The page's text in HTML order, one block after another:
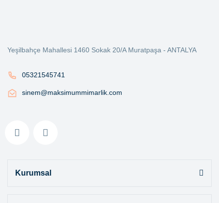
Yeşilbahçe Mahallesi 1460 Sokak 20/A Muratpaşa - ANTALYA
05321545741
sinem@maksimummimarlik.com
Kurumsal